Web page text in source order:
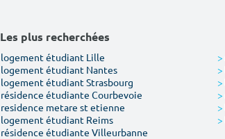
Les plus recherchées
logement étudiant Lille >
logement étudiant Nantes >
logement étudiant Strasbourg >
résidence étudiante Courbevoie >
residence metare st etienne >
logement étudiant Reims >
résidence étudiante Villeurbanne